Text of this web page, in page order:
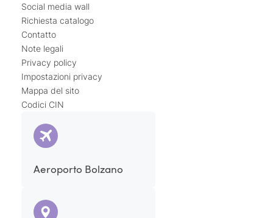
Social media wall
Richiesta catalogo
Contatto
Note legali
Privacy policy
Impostazioni privacy
Mappa del sito
Codici CIN
Aeroporto Bolzano